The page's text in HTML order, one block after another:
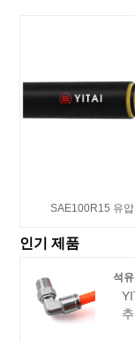
SAE100R15 유
인기 제품
석